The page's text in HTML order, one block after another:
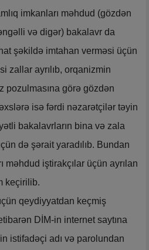
imkanları məhdud (gözdən
və digər) bakalavr da
şəkildə imtahan verməsi üçün
zallar ayrılıb, orqanizmin
pozulmasına görə gözdən
isə fərdi nəzarətçilər təyin
bakalavrların bina və zala
də şərait yaradılıb. Bundan
məhdud iştirakçılar üçün ayrılan
keçirilib.
qeydiyyatdan keçmiş
DİM-in internet saytına
istifadəçi adı və parolundan